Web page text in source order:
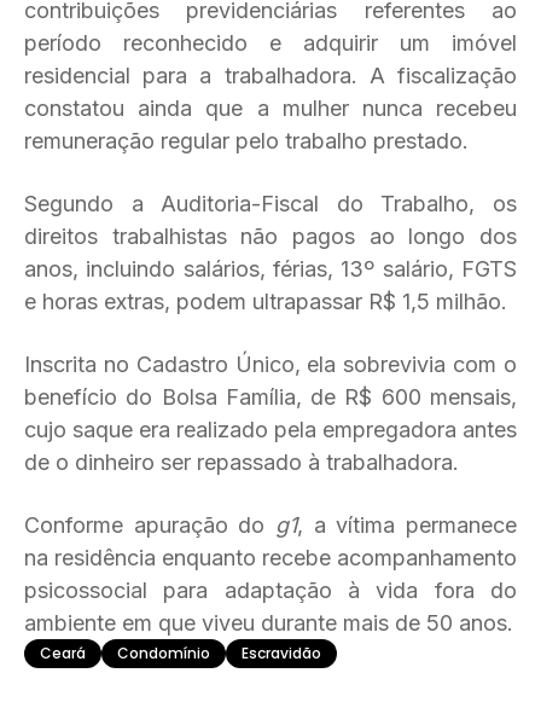
contribuições previdenciárias referentes ao
período reconhecido e adquirir um imóvel
residencial para a trabalhadora. A fiscalização
constatou ainda que a mulher nunca recebeu
remuneração regular pelo trabalho prestado.
Segundo a Auditoria-Fiscal do Trabalho, os
direitos trabalhistas não pagos ao longo dos
anos, incluindo salários, férias, 13º salário, FGTS
e horas extras, podem ultrapassar R$ 1,5 milhão.
Inscrita no Cadastro Único, ela sobrevivia com o
benefício do Bolsa Família, de R$ 600 mensais,
cujo saque era realizado pela empregadora antes
de o dinheiro ser repassado à trabalhadora.
Conforme apuração do g1, a vítima permanece
na residência enquanto recebe acompanhamento
psicossocial para adaptação à vida fora do
ambiente em que viveu durante mais de 50 anos.
Ceará Condomínio Escravidão